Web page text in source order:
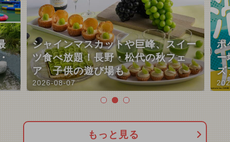
シャインマスカットや巨峰、スイー
ツ食べ放題！長野・松代の秋フェ
ア 子供の遊び場も
2026-08-07
ポ
ー
ズ
もっと見る